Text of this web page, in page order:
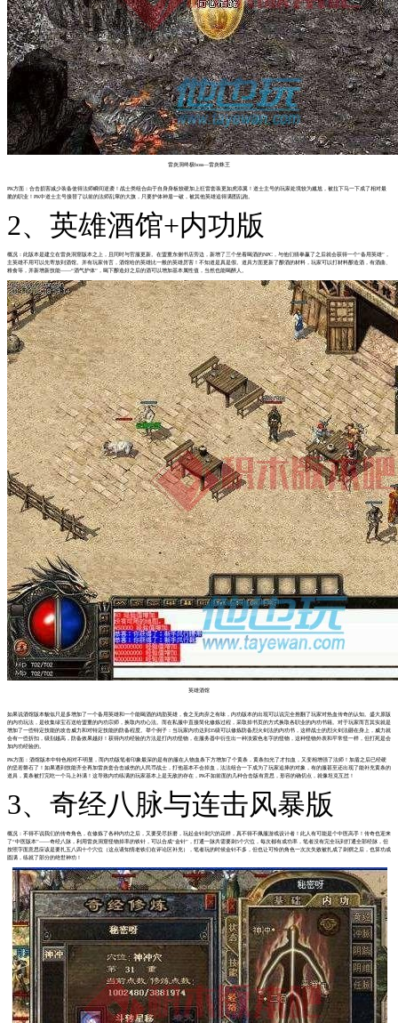
雷炎洞终极boss—雷炎蛛王
PK方面：合击损害减少装备使得法师瞬间逆袭！战士类组合由于自身身板较硬加上狂雷套装更如虎添翼！道士主号的玩家处境较为尴尬，被拉下马一下成了相对最
脆的职业！PK中道士主号接替了以前的法师乱窜的大旗，只要护体神盾一破，被其他英雄追得满图乱跑。
2、英雄酒馆+内功版
概况：此版本是建立在雷炎洞窟版本之上，且同时与官服更新。在盟重东侧书店旁边，新增了三个坐着喝酒的NPC，与他们猜拳赢了之后就会获得一个“备用英雄”，
主英雄不用可以先寄放到酒馆。并有玩家传言，酒馆给的英雄比一般的英雄厉害！不知道是真是假。道具方面更新了酿酒的材料，玩家可以打材料酿造酒，有酒曲、
粮食等，并新增新技能——“酒气护体”，喝下酿造好之后的酒可以增加基本属性值，当然也能喝醉人。
英雄酒馆
如果说酒馆版本貌似只是多增加了一个备用英雄和一个能喝酒的鸡肋英雄，食之无肉弃之有味，内功版本的出现可以说完全推翻了玩家对热血传奇的认知。盛大原版
的内功玩法，是收集绿宝石送给盟重的内功宗师，换取内功心法。而在私服中直接简化修炼过程，采取掉书页的方式换取各职业的内功书籍。对于玩家而言其实就是
增加了一些特定技能的攻击威力和对特定技能的防备程度。举个例子：当玩家内功达到35级可以修炼防备烈火剑法的内功书，这样战士的烈火剑法砸在身上，威力就
会有一些折扣，级别越高，防备效果越好！获得内功经验的方法是打内功怪物，在服务器中衍生出一种淡紫色名字的怪物，这种怪物外表和平常怪一样，但打死是会
加内功经验的。
PK方面：酒馆版本中特色相对不明显，而内功版笔者印象最深的是有的服在人物血条下方增加了个黄条，黄条扣光了才扣血，又变相增强了法师！加盾之后已经硬
的坚若磐石了！如果遇到技能齐全再加雷炎套合击减伤的人民币战士，打他基本不会掉血，法法组合一下成为了玩家追捧的对象，有的服甚至还出现了能补充黄条的
道具，黄条被打完吃一个马上补满！这导致内功练满的玩家基本上是无敌的存在，PK不如前面的几种合击版有意思，形容的确切点，就像坦克互怼！
3、奇经八脉与连击风暴版
概况：不得不说我们的传奇角色，在修炼了各种内功之后，又要受尽折磨，玩起金针刺穴的花样，真不得不佩服游戏设计者！此人有可能是个中医高手！传奇也迎来
了“中医版本”——奇经八脉，利用雷炎洞窟怪物掉率的铁针，可以合成“金针”，打通一脉共需要刺5个穴位，每次都有成功率，笔者没有完全玩到打通全部经脉，但
按照字面意思应该是要扎五八四十个穴位（这点请知情老铁们在评论区补充），笔者玩的时候金针不多，但也让可怜的角色一次次失败被扎成了刺猬之后，也算功成
圆满，练就了部分的绝世神功！